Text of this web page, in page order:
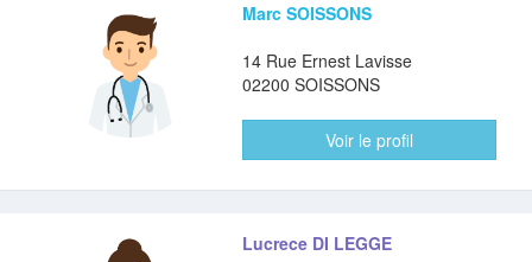
Marc SOISSONS
14 Rue Ernest Lavisse
02200 SOISSONS
Voir le profil
Lucrece DI LEGGE